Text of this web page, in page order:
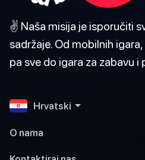
✌️ Naša misija je isporučiti
sadržaje. Od mobilnih
pa sve do igara za zabavu i
Hrvatski
O nama